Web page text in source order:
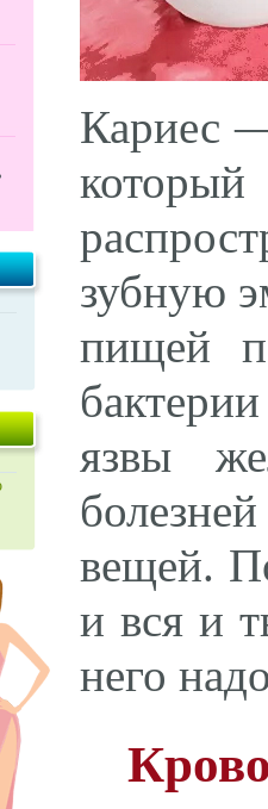
Кариес
зубную
пищей
язвы
вещей.
и вся и
него